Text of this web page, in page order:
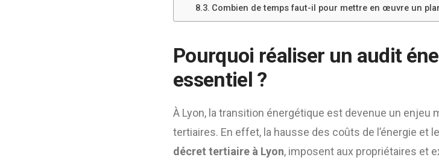
Combien de temps faut-il pour mettre en œuvre un
Pourquoi réaliser un audit
essentiel ?
À Lyon, la transition énergétique est devenue un enjeu
tertiaires. En effet, la hausse des coûts de l’énergie et
décret tertiaire à Lyon, imposent aux propriétaires et